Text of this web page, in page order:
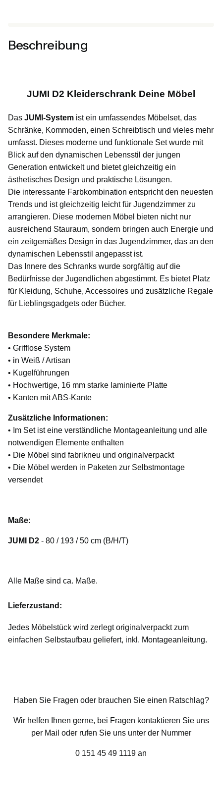
Beschreibung
JUMI D2 Kleiderschrank Deine Möbel
Das JUMI-System ist ein umfassendes Möbelset, das
Schränke, Kommoden, einen Schreibtisch und vieles mehr
umfasst. Dieses moderne und funktionale Set wurde mit
Blick auf den dynamischen Lebensstil der jungen
Generation entwickelt und bietet gleichzeitig ein
ästhetisches Design und praktische Lösungen.
Die interessante Farbkombination entspricht den neuesten
Trends und ist gleichzeitig leicht für Jugendzimmer zu
arrangieren. Diese modernen Möbel bieten nicht nur
ausreichend Stauraum, sondern bringen auch Energie und
ein zeitgemäßes Design in das Jugendzimmer, das an den
dynamischen Lebensstil angepasst ist.
Das Innere des Schranks wurde sorgfältig auf die
Bedürfnisse der Jugendlichen abgestimmt. Es bietet Platz
für Kleidung, Schuhe, Accessoires und zusätzliche Regale
für Lieblingsgadgets oder Bücher.
Besondere Merkmale:
• Grifflose System
• in Weiß / Artisan
• Kugelführungen
• Hochwertige, 16 mm starke laminierte Platte
• Kanten mit ABS-Kante
Zusätzliche Informationen:
• Im Set ist eine verständliche Montageanleitung und alle
notwendigen Elemente enthalten
• Die Möbel sind fabrikneu und originalverpackt
• Die Möbel werden in Paketen zur Selbstmontage
versendet
Maße:
JUMI D2 - 80 / 193 / 50 cm (B/H/T)
Alle Maße sind ca. Maße.
Lieferzustand:
Jedes Möbelstück wird zerlegt originalverpackt zum
einfachen Selbstaufbau geliefert, inkl. Montageanleitung.
Haben Sie Fragen oder brauchen Sie einen Ratschlag?
Wir helfen Ihnen gerne, bei Fragen kontaktieren Sie uns
per Mail oder rufen Sie uns unter der Nummer
0 151 45 49 1119 an